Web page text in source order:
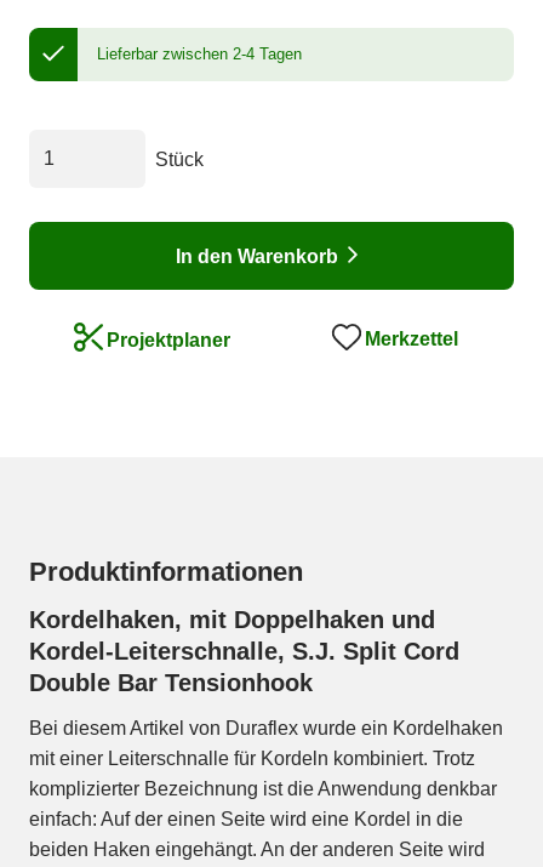
Lieferbar zwischen 2-4 Tagen
Stück
In den Warenkorb
Projektplaner Merkzettel
Produktinformationen
Kordelhaken, mit Doppelhaken und
Kordel-Leiterschnalle, S.J. Split Cord
Double Bar Tensionhook
Bei diesem Artikel von Duraflex wurde ein Kordelhaken
mit einer Leiterschnalle für Kordeln kombiniert. Trotz
komplizierter Bezeichnung ist die Anwendung denkbar
einfach: Auf der einen Seite wird eine Kordel in die
beiden Haken eingehängt. An der anderen Seite wird